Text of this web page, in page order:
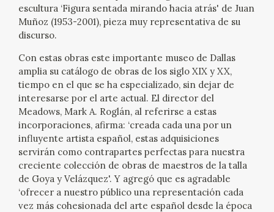
ACTIVIDADES
SALA DE PRENSA
BLOG CUADERNO ITALIANO
FRANCISCO DE GOYA
CRONOLOGÍA
escultura ‘Figura sentada mirando hacia atrás' de Juan
Muñoz (1953-2001), pieza muy representativa de su
discurso.
Con estas obras este importante museo de Dallas
amplia su catálogo de obras de los siglo XIX y XX,
tiempo en el que se ha especializado, sin dejar de
interesarse por el arte actual. El director del
Meadows, Mark A. Roglán, al referirse a estas
incorporaciones, afirma: ‘creada cada una por un
influyente artista español, estas adquisiciones
servirán como contrapartes perfectas para nuestra
creciente colección de obras de maestros de la talla
de Goya y Velázquez'. Y agregó que es agradable
‘ofrecer a nuestro público una representación cada
vez más cohesionada del arte español desde la época